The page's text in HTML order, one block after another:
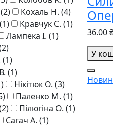
(2) Кохаль Н. (4)
(1) Кравчук С. (1)
Лампека І. (1)
(1)
(1)
Нікітюк О. (3)
Паленко М. (1)
Пілюгіна О. (1)
Сагач А. (1)
36.00
У